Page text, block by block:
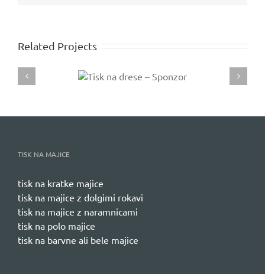
Related Projects
TISK NA MAJICE
tisk na kratke majice
tisk na majice z dolgimi rokavi
tisk na majice z naramnicami
tisk na polo majice
tisk na barvne ali bele majice